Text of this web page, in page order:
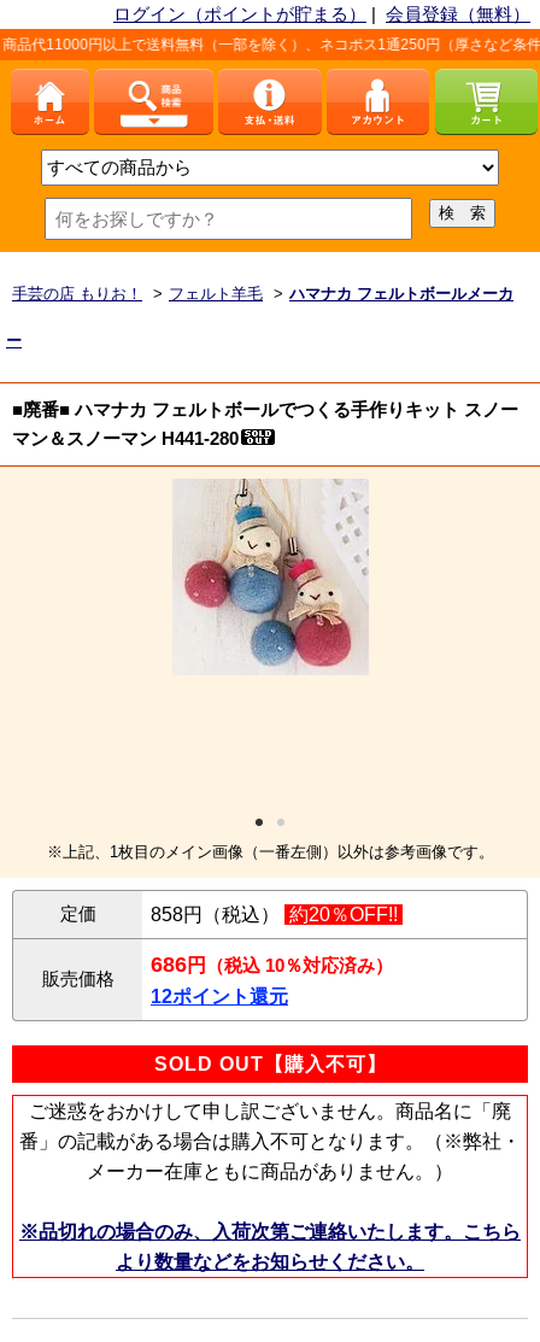
ログイン（ポイントが貯まる） | 会員登録（無料）
で送料無料（一部を除く）、ネコポス1通250円（厚さなど条件あり）。詳しく
手芸の店 もりお！ > フェルト羊毛 > ハマナカ フェルトボールメーカ
ー
■廃番■ ハマナカ フェルトボールでつくる手作りキット スノー
マン＆スノーマン H441-280
※上記、1枚目のメイン画像（一番左側）以外は参考画像です。
定価 858円（税込） 約20％OFF!!
販売価格
686円
（税込 10％対応済み）
12ポイント還元
SOLD OUT【購入不可】
ご迷惑をおかけして申し訳ございません。商品名に「廃
番」の記載がある場合は購入不可となります。（※弊社・
メーカー在庫ともに商品がありません。）
※品切れの場合のみ、入荷次第ご連絡いたします。こちら
より数量などをお知らせください。